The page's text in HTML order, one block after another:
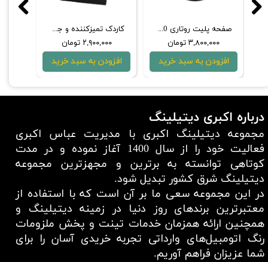
کاردک تمیزکننده و جداکننده پد از دستگاه پولیش روپس مدل Rupes Clawpad 9BF7001
۲,۹۰۰,۰۰۰ تومان
افزودن به سبد خرید
صفحه پلیت روتاری 150 میلی‌متری منزرنا
۳,۸۰۰,۰۰۰ تومان
افزودن به سبد خرید
درباره اکبری دیتیلینگ
مجموعه دیتیلینگ اکبری با مدیریت عباس اکبری
فعالیت خود را از سال 1400 آغاز نموده و در مدت
کوتاهی توانسته به برترین و مجهزترین مجموعه
دیتیلینگ شرق کشور تبدیل شود.
در این مجموعه سعی ما بر آن است که با استفاده از
معتبر‌ترین برند‌های روز دنیا در زمینه دیتیلینگ و
همچنین ارائه همزمان خدمات تینت و پخش ملزومات
رنگ اتومبیل‌های وارداتی تجربه خریدی آسان را برای
شما عزیزان فراهم آوریم.​​​​​​​